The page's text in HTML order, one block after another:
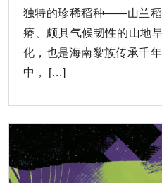
独特的珍稀稻种——山兰稻
瘠、颇具气候韧性的山地
化，也是海南黎族传承千
中， […]